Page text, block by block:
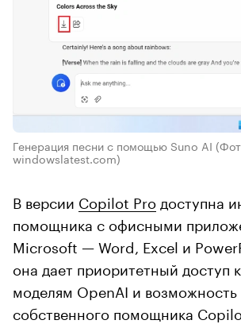
Генерация песни с помощью Suno AI
windowslatest.com)
В версии Copilot Pro доступна
помощника с офисными
Microsoft — Word, Excel и
она дает приоритетный доступ
моделям OpenAI и возможность
собственного помощника